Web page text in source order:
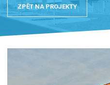
ZPĚT NA PROJEKTY